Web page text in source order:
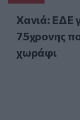
Χανιά: ΕΔΕ
75χρονης
χωράφι